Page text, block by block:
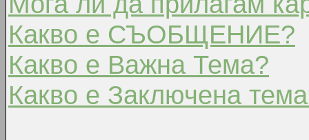
Какво е СЪОБЩЕНИЕ?
Какво е Важна Тема?
Какво е Заключена